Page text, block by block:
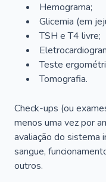
Hemograma;
Glicemia (em
TSH e T4 livre;
Teste
Tomografia.
Check-ups (ou
menos uma vez por
avaliação do sistema
sangue,
outros.